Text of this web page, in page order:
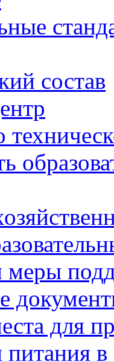
состав
меры
для
в